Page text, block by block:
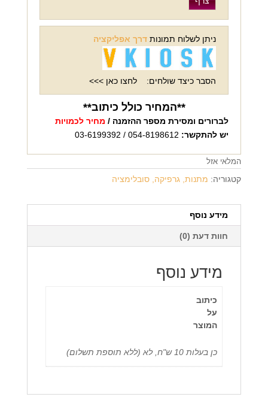
ניתן לשלוח תמונות דרך אפליקציה
הסבר כיצד שולחים: לחצו כאן >>>
**המחיר כולל כיתוב**
לברורים ומסירת מספר ההזמנה / מחיר לכמויות
יש להתקשר:
המלאי אזל
קטגוריה: מתנות, גרפיקה, סובלימציה
מידע נוסף
חוות דעת (0)
מידע נוסף
כיתוב
על
המוצר
כן בעלות 10 ש"ח, לא (ללא תוספת תשלום)